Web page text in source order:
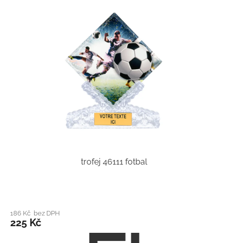
trofej 46111 fotbal
186 Kč bez DPH
225 Kč